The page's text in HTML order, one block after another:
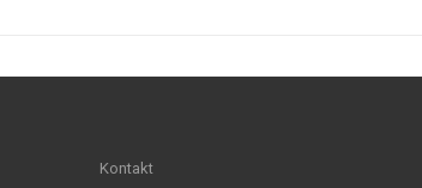
Kontakt